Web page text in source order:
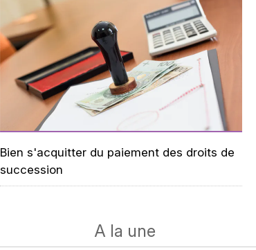
Bien s'acquitter du paiement des droits de
succession
A la une